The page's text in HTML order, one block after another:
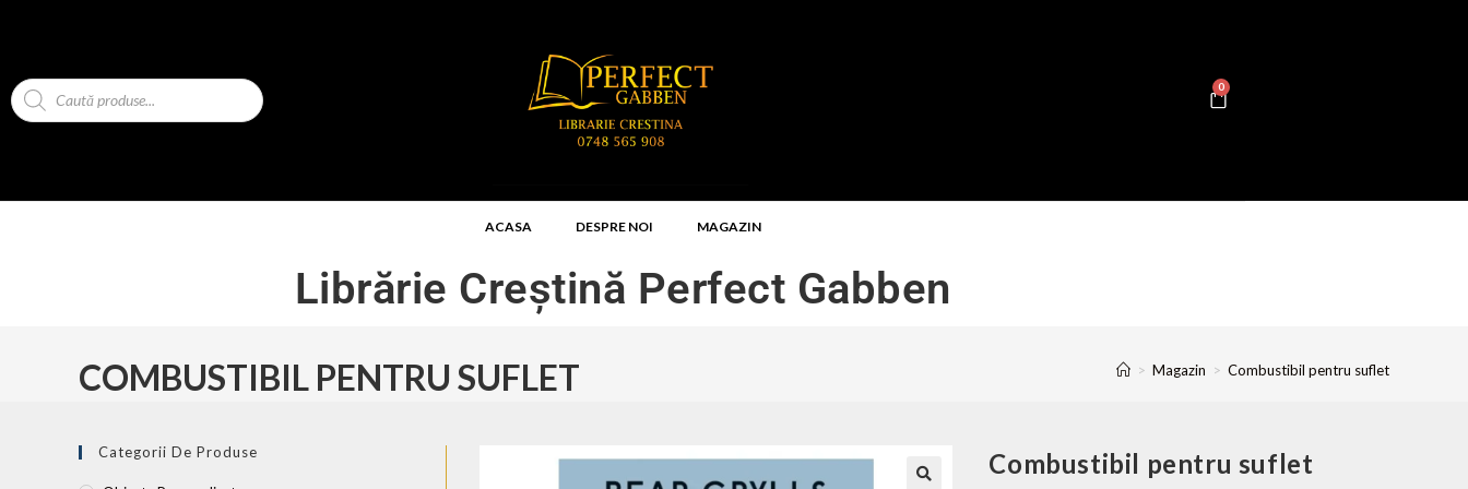
0
ACASA DESPRE NOI MAGAZIN
Librărie Creștină Perfect Gabben
COMBUSTIBIL PENTRU SUFLET > Magazin > Combustibil pentru suflet
Combustibil pentru suflet
Categorii De Produse